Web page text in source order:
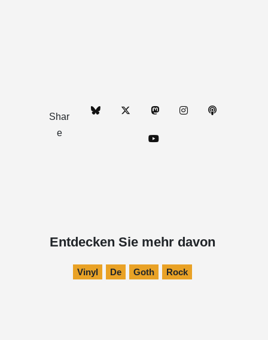
Shar
e
Entdecken Sie mehr davon
Vinyl De Goth Rock